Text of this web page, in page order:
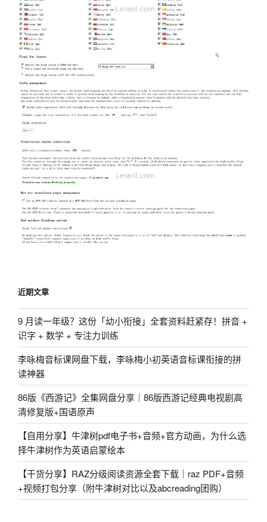
近期文章
9 月读一年级？这份「幼小衔接」全套资料赶紧存！拼音 +
识字 + 数学 + 专注力训练
李咏梅音标课网盘下载，李咏梅小初英语音标课衔接的拼
读神器
86版《西游记》全集网盘分享｜86版西游记经典电视剧高
清修复版+国语原声
【自用分享】牛津树pdf电子书+音频+官方动画，为什么选
择牛津树作为英语启蒙绘本
【干货分享】RAZ分级阅读资源全套下载｜raz PDF+音频
+视频打包分享（附牛津树对比以及abcreading团购）